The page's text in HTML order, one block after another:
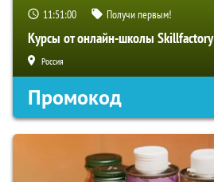
11:50:59 Получи первым!
Курсы от онлайн-школы Skillfactory
Россия
Промокод